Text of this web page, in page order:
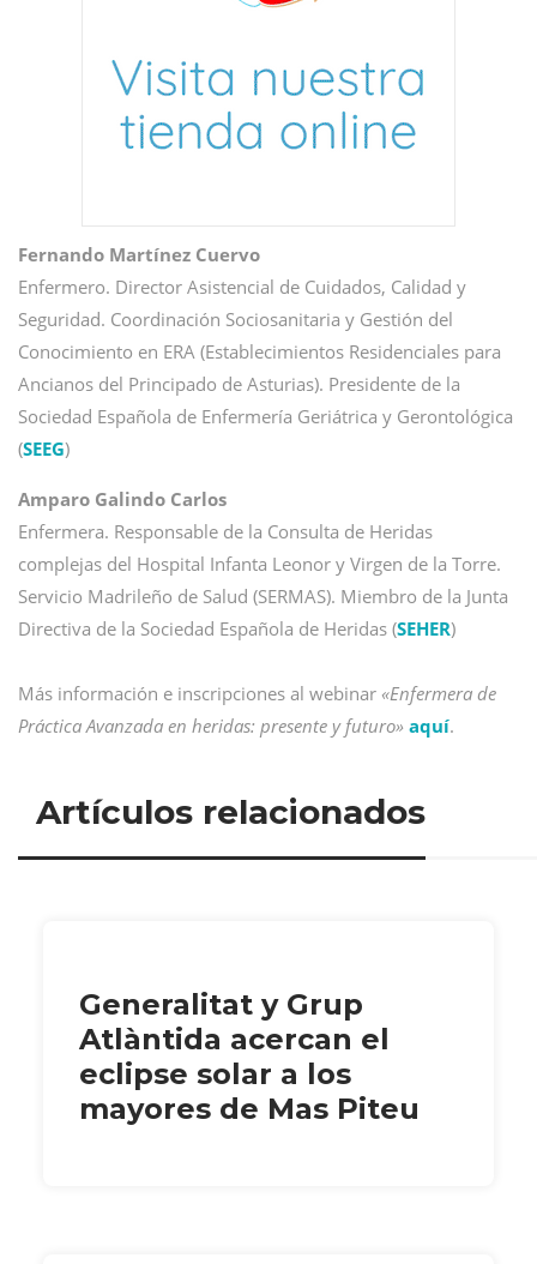
Fernando Martínez Cuervo
Enfermero. Director Asistencial de Cuidados, Calidad y
Seguridad. Coordinación Sociosanitaria y Gestión del
Conocimiento en ERA (Establecimientos Residenciales para
Ancianos del Principado de Asturias). Presidente de la
Sociedad Española de Enfermería Geriátrica y Gerontológica
(SEEG)
Amparo Galindo Carlos
Enfermera. Responsable de la Consulta de Heridas
complejas del Hospital Infanta Leonor y Virgen de la Torre.
Servicio Madrileño de Salud (SERMAS). Miembro de la Junta
Directiva de la Sociedad Española de Heridas (SEHER)
Más información e inscripciones al webinar «Enfermera de
Práctica Avanzada en heridas: presente y futuro» aquí.
Artículos relacionados
Generalitat y Grup
Atlàntida acercan el
eclipse solar a los
mayores de Mas Piteu